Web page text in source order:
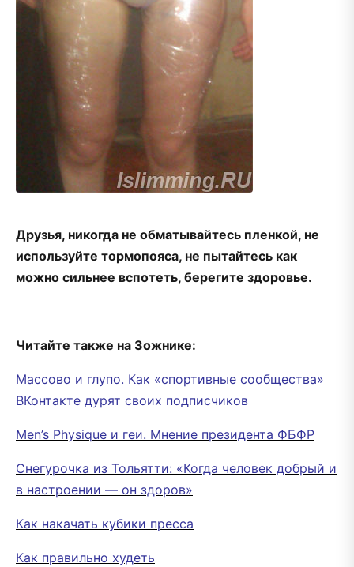
Друзья, никогда не обматывайтесь пленкой, не
используйте тормопояса, не пытайтесь как
можно сильнее вспотеть, берегите здоровье.
Читайте также на Зожнике:
Массово и глупо. Как «спортивные сообщества»
ВКонтакте дурят своих подписчиков
Men’s Physique и геи. Мнение президента ФБФР
Снегурочка из Тольятти: «Когда человек добрый и
в настроении — он здоров»
Как накачать кубики пресса
Как правильно худеть